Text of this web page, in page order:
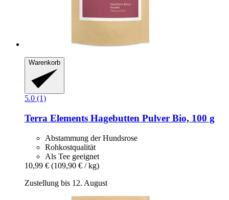
Warenkorb
5.0 (1)
Terra Elements Hagebutten Pulver Bio, 100 g
Abstammung der Hundsrose
Rohkostqualität
Als Tee geeignet
10,99 € (109,90 € / kg)
Zustellung bis 12. August